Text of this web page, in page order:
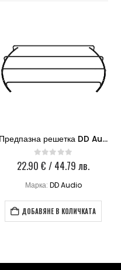
Предпазна решетка DD Audio GR10
0 out of 5
22.90€ / 44.79 лв.
Марка: DD Audio
ДОБАВЯНЕ В КОЛИЧКАТА